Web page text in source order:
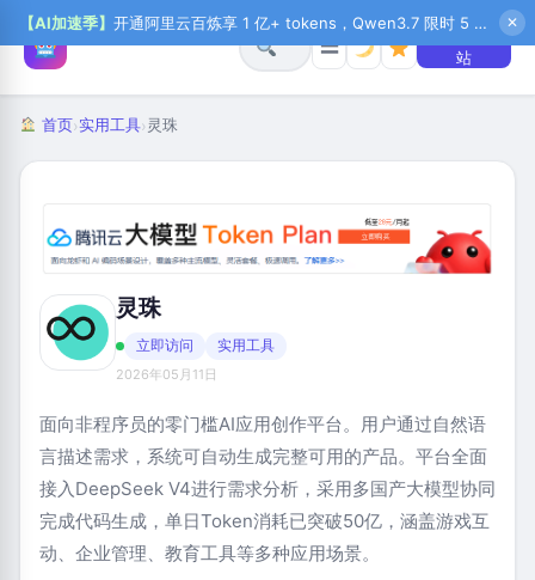
【AI加速季】 开通阿里云百炼享 1 亿+ tokens，Qwen3.7 限时 5 折起，秒悟新注送 1 万积分，加入 OPC 赢百万助力金，QoderWork CN 首月 0 元 ✕
☰
+ 提交网
站
首页›实用工具›灵珠
灵珠
立即访问 实用工具
2026年05月11日
面向非程序员的零门槛AI应用创作平台。用户通过自然语
言描述需求，系统可自动生成完整可用的产品。平台全面
接入DeepSeek V4进行需求分析，采用多国产大模型协同
完成代码生成，单日Token消耗已突破50亿，涵盖游戏互
动、企业管理、教育工具等多种应用场景。